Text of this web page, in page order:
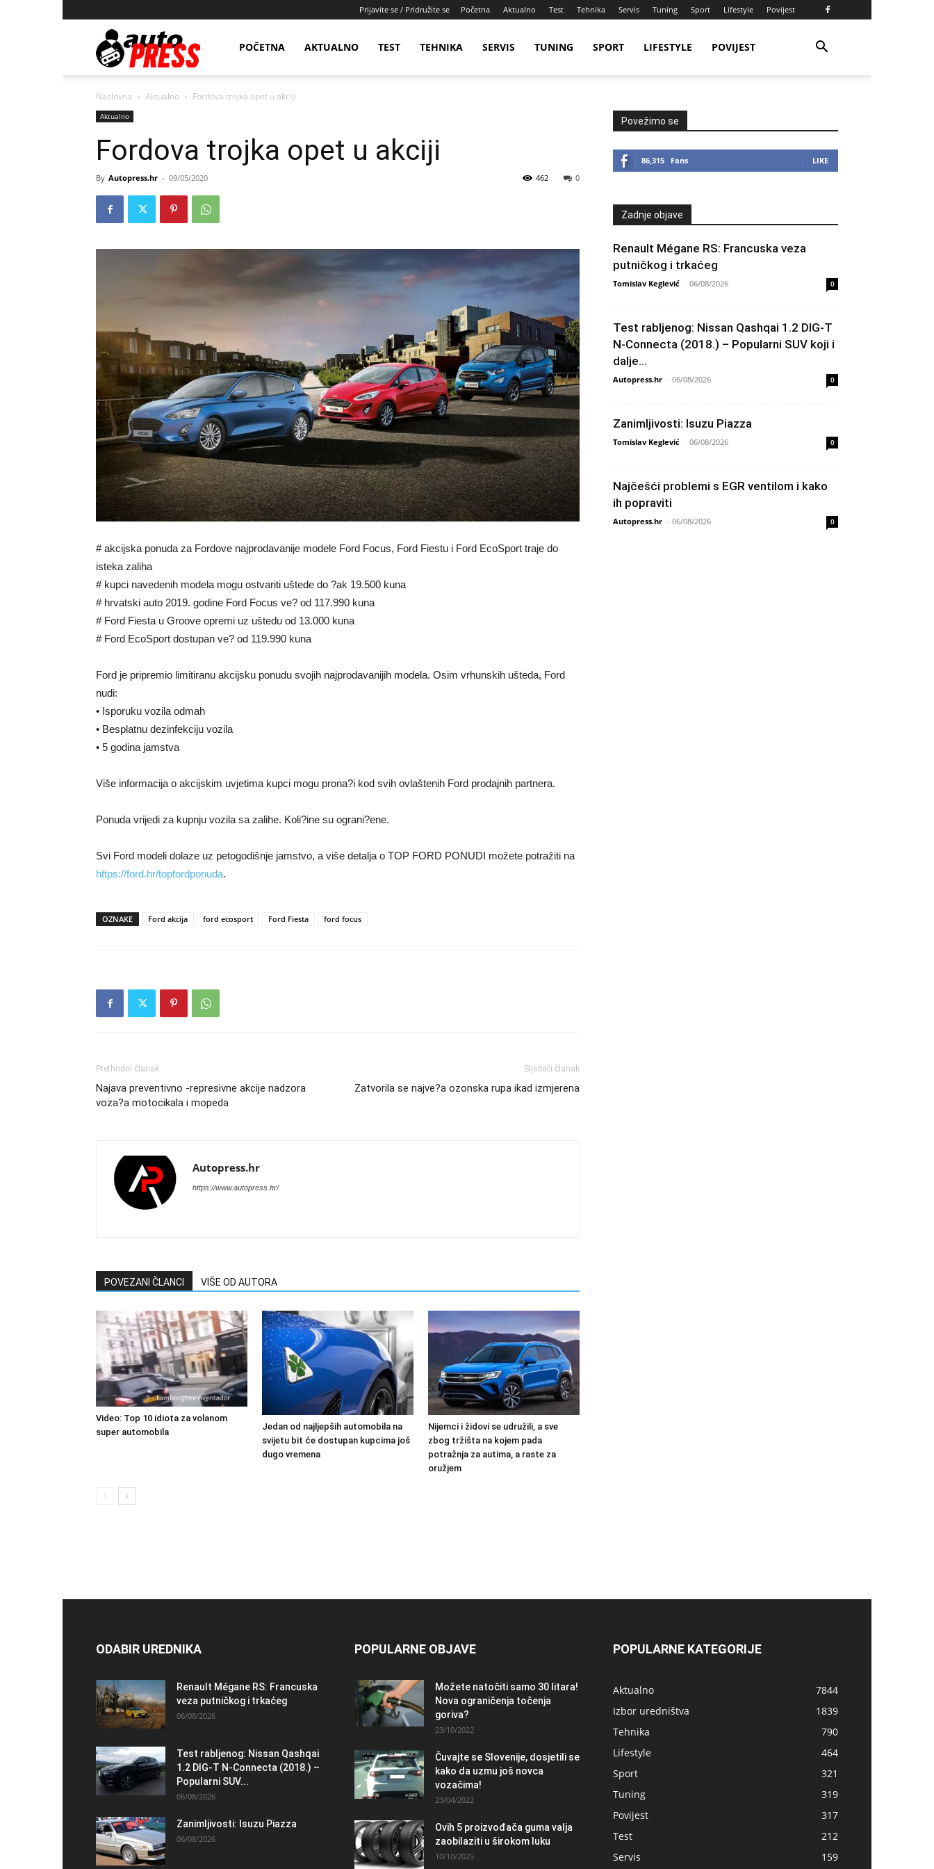
Prijavite se / Pridružite se Početna Aktualno Test Tehnika Servis Tuning Sport Lifestyle Povijest
AutopressHRPOČETNA AKTUALNO TEST TEHNIKA SERVIS TUNING SPORT LIFESTYLE POVIJEST
Naslovna Aktualno Fordova trojka opet u akciji
Aktualno
Fordova trojka opet u akciji
By Autopress.hr - 09/05/2020 0
462
# akcijska ponuda za Fordove najprodavanije modele Ford Focus, Ford Fiestu i Ford EcoSport traje do
isteka zaliha
# kupci navedenih modela mogu ostvariti uštede do ?ak 19.500 kuna
# hrvatski auto 2019. godine Ford Focus ve? od 117.990 kuna
# Ford Fiesta u Groove opremi uz uštedu od 13.000 kuna
# Ford EcoSport dostupan ve? od 119.990 kuna
Ford je pripremio limitiranu akcijsku ponudu svojih najprodavanijih modela. Osim vrhunskih ušteda, Ford
nudi:
• Isporuku vozila odmah
• Besplatnu dezinfekciju vozila
• 5 godina jamstva
Više informacija o akcijskim uvjetima kupci mogu prona?i kod svih ovlaštenih Ford prodajnih partnera.
Ponuda vrijedi za kupnju vozila sa zalihe. Koli?ine su ograni?ene.
Svi Ford modeli dolaze uz petogodišnje jamstvo, a više detalja o TOP FORD PONUDI možete potražiti na
https://ford.hr/topfordponuda.
OZNAKE Ford akcija ford ecosport Ford Fiesta ford focus
Prethodni članak
Najava preventivno -represivne akcije nadzora
voza?a motocikala i mopeda
Sljedeći članak
Zatvorila se najve?a ozonska rupa ikad izmjerena
Autopress.hr
https://www.autopress.hr/
POVEZANI ČLANCI VIŠE OD AUTORA
Video: Top 10 idiota za volanom
super automobila
Jedan od najljepših automobila na
svijetu bit će dostupan kupcima još
dugo vremena
Nijemci i židovi se udružili, a sve
zbog tržišta na kojem pada
potražnja za autima, a raste za
oružjem
Povežimo se
86,315 Fans LIKE
Zadnje objave
Renault Mégane RS: Francuska veza
putničkog i trkaćeg
Tomislav Keglević - 06/08/2026 0
Test rabljenog: Nissan Qashqai 1.2 DIG-T
N-Connecta (2018.) – Popularni SUV koji i
dalje...
Autopress.hr - 06/08/2026 0
Zanimljivosti: Isuzu Piazza
Tomislav Keglević - 06/08/2026 0
Najčešći problemi s EGR ventilom i kako
ih popraviti
Autopress.hr - 06/08/2026 0
ODABIR UREDNIKA
Renault Mégane RS: Francuska
veza putničkog i trkaćeg
06/08/2026
Test rabljenog: Nissan Qashqai
1.2 DIG-T N-Connecta (2018.) –
Popularni SUV...
06/08/2026
Zanimljivosti: Isuzu Piazza
06/08/2026
POPULARNE OBJAVE
Možete natočiti samo 30 litara!
Nova ograničenja točenja
goriva?
23/10/2022
Čuvajte se Slovenije, dosjetili se
kako da uzmu još novca
vozačima!
23/04/2022
Ovih 5 proizvođača guma valja
zaobilaziti u širokom luku
10/10/2025
POPULARNE KATEGORIJE
Aktualno
7844
Izbor uredništva
1839
Tehnika
790
Lifestyle
464
Sport
321
Tuning
319
Povijest
317
Test
212
Servis
159